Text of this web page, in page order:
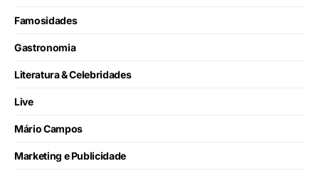
Famosidades
Gastronomia
Literatura & Celebridades
Live
Mário Campos
Marketing e Publicidade